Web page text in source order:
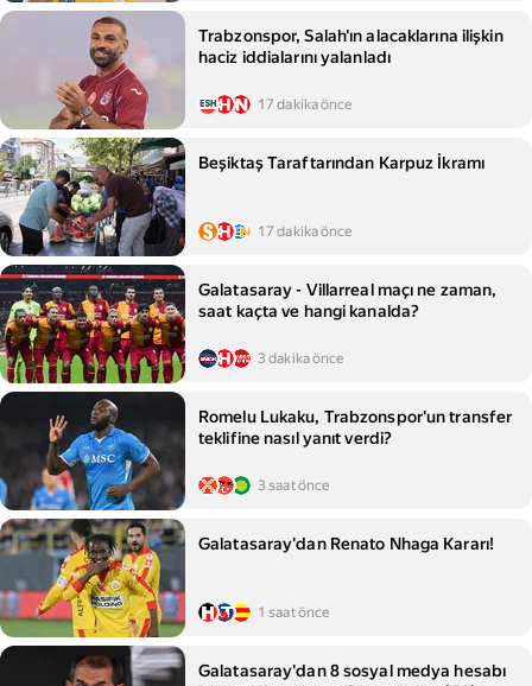
Trabzonspor, Salah'ın alacaklarına ilişkin
haciz iddialarını yalanladı
17 dakika önce
Beşiktaş Taraftarından Karpuz İkramı
17 dakika önce
Galatasaray - Villarreal maçı ne zaman,
saat kaçta ve hangi kanalda?
3 dakika önce
Romelu Lukaku, Trabzonspor'un transfer
teklifine nasıl yanıt verdi?
3 saat önce
Galatasaray'dan Renato Nhaga Kararı!
1 saat önce
Galatasaray'dan 8 sosyal medya hesabı